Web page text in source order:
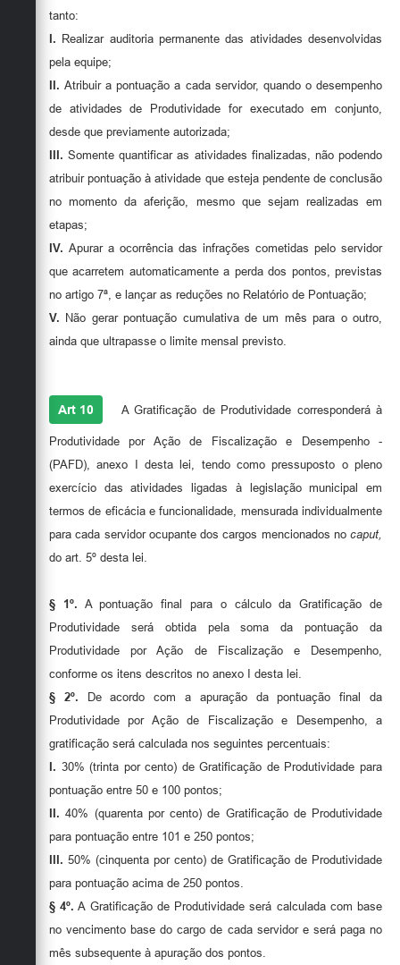
tanto:
I. Realizar auditoria permanente das atividades desenvolvidas
pela equipe;
II.Atribuir a pontuação a cada servidor, quando o desempenho
de atividades de Produtividade for executado em conjunto,
desde que previamente autorizada;
III.Somente quantificar as atividades finalizadas, não podendo
atribuir pontuação à atividade que esteja pendente de conclusão
no momento da aferição, mesmo que sejam realizadas em
etapas;
IV. Apurar a ocorrência das infrações cometidas pelo servidor
que acarretem automaticamente a perda dos pontos, previstas
no artigo 7ª, e lançar as reduções no Relatório de Pontuação;
V. Não gerar pontuação cumulativa de um mês para o outro,
ainda que ultrapasse o limite mensal previsto.
Art 10 A Gratificação de Produtividade corresponderá à
Produtividade por Ação de Fiscalização e Desempenho -
(PAFD), anexo I desta lei, tendo como pressuposto o pleno
exercício das atividades ligadas à legislação municipal em
termos de eficácia e funcionalidade, mensurada individualmente
para cada servidor ocupante dos cargos mencionados no caput,
do art. 5º desta lei.
§ 1º. A pontuação final para o cálculo da Gratificação de
Produtividade será obtida pela soma da pontuação da
Produtividade por Ação de Fiscalização e Desempenho,
conforme os itens descritos no anexo I desta lei.
§ 2º. De acordo com a apuração da pontuação final da
Produtividade por Ação de Fiscalização e Desempenho, a
gratificação será calculada nos seguintes percentuais:
I. 30% (trinta por cento) de Gratificação de Produtividade para
pontuação entre 50 e 100 pontos;
II.40% (quarenta por cento) de Gratificação de Produtividade
para pontuação entre 101 e 250 pontos;
III. 50% (cinquenta por cento) de Gratificação de Produtividade
para pontuação acima de 250 pontos.
§ 4º. A Gratificação de Produtividade será calculada com base
no vencimento base do cargo de cada servidor e será paga no
mês subsequente à apuração dos pontos.